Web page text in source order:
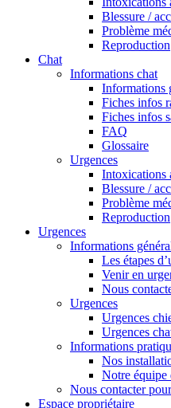
Blessure /
Problème
Reproduction
Chat
Informations chat
Informations
Fiches infos
Fiches infos
FAQ
Glossaire
Urgences
Intoxications
Blessure /
Problème
Reproduction
Urgences
Informations
Les étapes
Venir en
Nous
Urgences
Urgences
Urgences
Informations
Nos
Notre équipe
Nous contacter
Espace propriétaire